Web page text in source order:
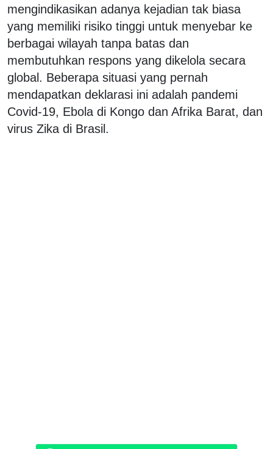
mengindikasikan adanya kejadian tak biasa
yang memiliki risiko tinggi untuk menyebar ke
berbagai wilayah tanpa batas dan
membutuhkan respons yang dikelola secara
global. Beberapa situasi yang pernah
mendapatkan deklarasi ini adalah pandemi
Covid-19, Ebola di Kongo dan Afrika Barat, dan
virus Zika di Brasil.